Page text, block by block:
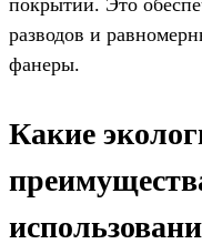
разводов и
фанеры.
Какие